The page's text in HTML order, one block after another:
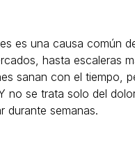
es una causa común
hasta escaleras
sanan con el tiempo,
no se trata solo del
durante semanas.